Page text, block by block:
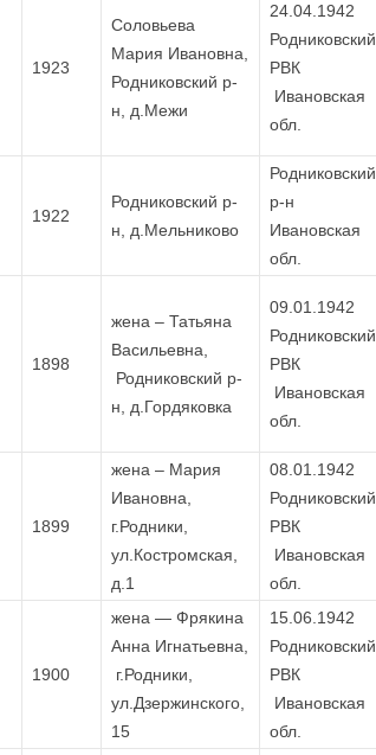
1923
Соловьева
Мария Ивановна,
Родниковский р-
н, д.Межи
24.04.1942
Родниковский
РВК
Ивановская
обл.
1922
Родниковский р-
н, д.Мельниково
Родниковский
р-н
Ивановская
обл.
1898
жена – Татьяна
Васильевна,
Родниковский р-
н, д.Гордяковка
09.01.1942
Родниковский
РВК
Ивановская
обл.
1899
жена – Мария
Ивановна,
г.Родники,
ул.Костромская,
д.1
08.01.1942
Родниковский
РВК
Ивановская
обл.
1900
жена — Фрякина
Анна Игнатьевна,
г.Родники,
ул.Дзержинского,
15
15.06.1942
Родниковский
РВК
Ивановская
обл.